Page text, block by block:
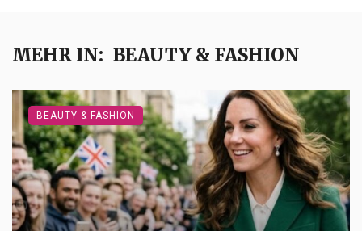
MEHR IN: BEAUTY & FASHION
BEAUTY & FASHION